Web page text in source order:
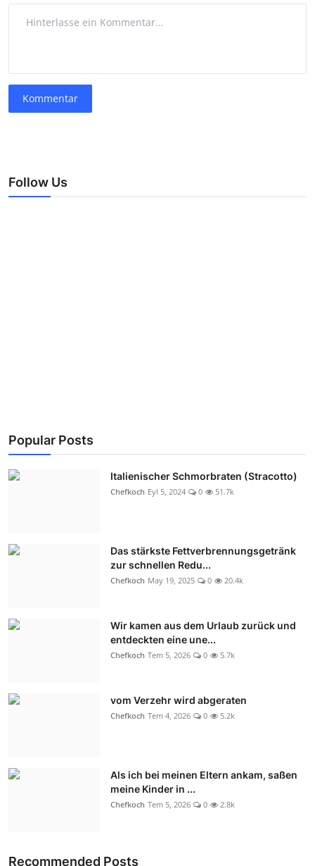
Kommentar
Follow Us
Popular Posts
Italienischer Schmorbraten (Stracotto)
Chefkoch Eyl 5, 2024 0 51.7k
Das stärkste Fettverbrennungsgetränk
zur schnellen Redu...
Chefkoch May 19, 2025 0 20.4k
Wir kamen aus dem Urlaub zurück und
entdeckten eine une...
Chefkoch Tem 5, 2026 0 5.7k
vom Verzehr wird abgeraten
Chefkoch Tem 4, 2026 0 5.2k
Als ich bei meinen Eltern ankam, saßen
meine Kinder in ...
Chefkoch Tem 5, 2026 0 2.8k
Recommended Posts